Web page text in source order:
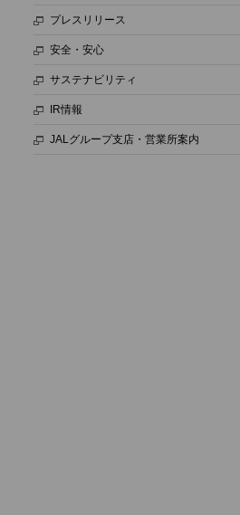
プレスリリース
安全・安心
サステナビリティ
IR情報
JALグループ支店・営業所案内